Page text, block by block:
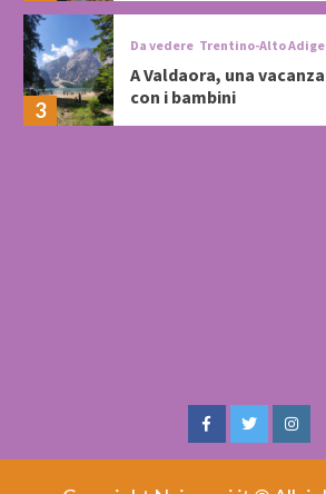
3
Da vedere Trentino-Alto Adige
A Valdaora, una
con i bambini
FacebookTwitter